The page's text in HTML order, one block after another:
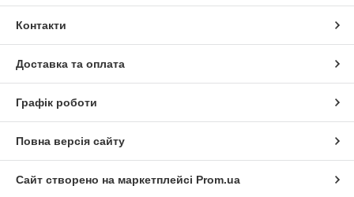
Контакти
Доставка та оплата
Графік роботи
Повна версія сайту
Сайт створено на маркетплейсі Prom.ua